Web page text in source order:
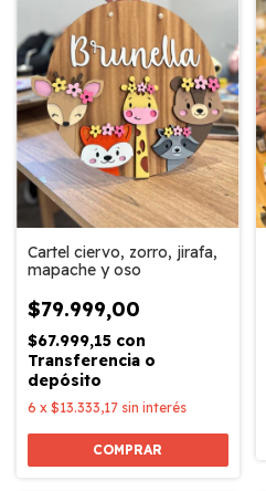
Cartel ciervo, zorro, jirafa,
mapache y oso
$79.999,00
$67.999,15 con
Transferencia o
depósito
6 x $13.333,17 sin interés
COMPRAR